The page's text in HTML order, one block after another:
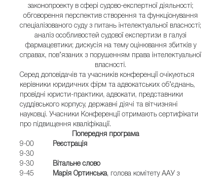
законопроекту в сфері судово-експертної діяльності;
обговорення перспектив створення та функціонування
спеціалізованого суду з питань інтелектуальної власності;
аналіз особливостей судової експертизи в галузі
фармацевтики; дискусія на тему оцінювання збитків у
справах, пов’язаних з порушенням права інтелектуальної
власності.
Серед доповідачів та учасників конференції очікуються
керівники юридичних фірм та адвокатських об’єднань,
провідні юристи-практики, адвокати, представники
суддівського корпусу, державні діячі та вітчизняні
науковці. Учасники Конференції отримають сертифікати
про підвищення кваліфікації.
Попередня програма
9-00
9-30
Реєстрація
9-30
9-45
Вітальне слово
Марія Ортинська, голова комітету ААУ з